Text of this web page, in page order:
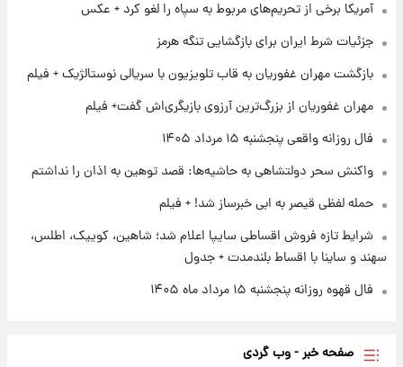
سود مشارکت چند درصد است؟
۱ روز پیش
زمان پخش «مرد سه هزار چهره» مشخص شد
کار استقلال و رامین رضاییان رسما تمام شد +
عکس / خداحافظی صمیمانه آبی ها با رامین!
آمریکا برخی از تحریم‌های مربوط به سپاه را لغو کرد + عکس
جزئیات شرط ایران برای بازگشایی تنگه هرمز
بازگشت مهران غفوریان به قاب تلویزیون با سریالی نوستالژیک + فیلم
مهران غفوریان از بزرگ‌ترین آرزوی بازیگری‌اش گفت+ فیلم
فال روزانه واقعی پنجشنبه ۱۵ مرداد ۱۴۰۵
واکنش سحر دولتشاهی به حاشیه‌ها: قصد توهین به اذان را نداشتم
حمله لفظی قیصر به ابی خبرساز شد! + فیلم
شرایط تازه فروش اقساطی سایپا اعلام شد؛ شاهین، کوییک، اطلس،
سهند و ساینا با اقساط بلندمدت + جدول
فال قهوه روزانه پنجشنبه ۱۵ مرداد ماه ۱۴۰۵
صفحه خبر - وب گردی